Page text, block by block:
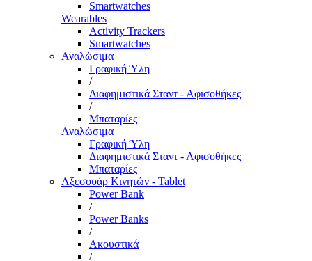
Smartwatches
Wearables
Activity Trackers
Smartwatches
Αναλώσιμα
Γραφική Ύλη
/
Διαφημιστικά Σταντ - Αφισοθήκες
/
Μπαταρίες
Αναλώσιμα
Γραφική Ύλη
Διαφημιστικά Σταντ - Αφισοθήκες
Μπαταρίες
Αξεσουάρ Κινητών - Tablet
Power Bank
/
Power Banks
/
Ακουστικά
/